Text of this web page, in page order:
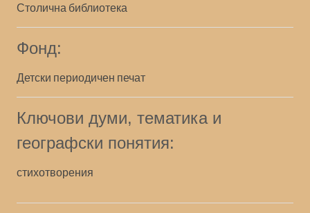
Столична библиотека
Фонд:
Детски периодичен печат
Ключови думи, тематика и
географски понятия:
стихотворения